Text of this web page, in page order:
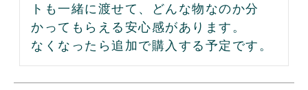
トも一緒に渡せて、どんな物なのか分
かってもらえる安心感があります。
なくなったら追加で購入する予定です。